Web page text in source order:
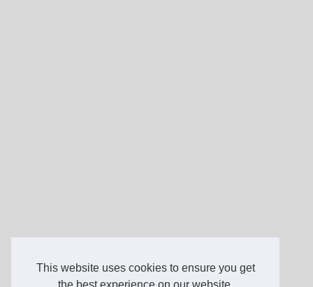
This website uses cookies to ensure you get